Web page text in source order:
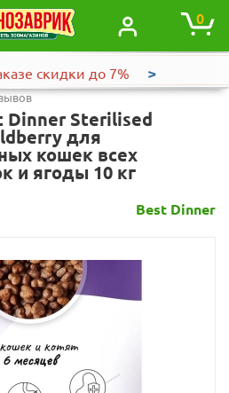
0
скидки до 7% >
Dinner Sterilised
для
кошек всех
и ягоды 10 кг
Best Dinner